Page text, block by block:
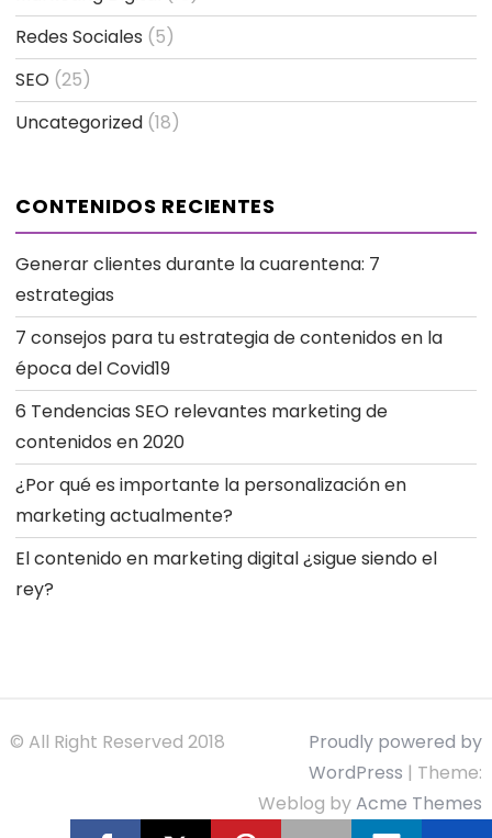
Redes Sociales (5)
SEO (25)
Uncategorized (18)
CONTENIDOS RECIENTES
Generar clientes durante la cuarentena: 7
estrategias
7 consejos para tu estrategia de contenidos en la
época del Covid19
6 Tendencias SEO relevantes marketing de
contenidos en 2020
¿Por qué es importante la personalización en
marketing actualmente?
El contenido en marketing digital ¿sigue siendo el
rey?
© All Right Reserved 2018
Proudly powered by
WordPress | Theme:
Weblog byAcme Themes